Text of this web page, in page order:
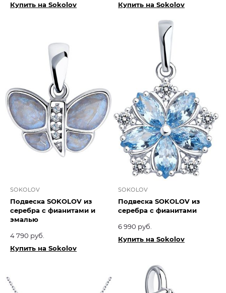
Купить на Sokolov
Купить на Sokolov
SOKOLOV
Подвеска SOKOLOV из
серебра с фианитами и
эмалью
4 790 руб.
Купить на Sokolov
SOKOLOV
Подвеска SOKOLOV из
серебра с фианитами
6 990 руб.
Купить на Sokolov